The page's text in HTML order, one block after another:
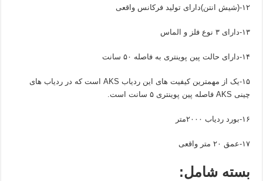
۱۲-(شیش انتن)دارای تولید فرکانس واقعی
۱۳-دارای ۳ نوع فلز و الماس
۱۴-دارای حالت پین پوینتری به فاصله ۵۰ سانت
۱۵-یک از مهمترین کیفیت های این ردیاب AKS است که در ردیاب های
چینی AKS فاصله پین پوینتری ۵ سانت است.
۱۶-بورد ردیاب ۲۰۰۰متر
۱۷-عمق ۲۰ متر واقعی
بستهشامل: